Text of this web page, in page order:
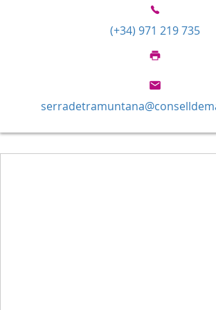
(+34) 971 219 735